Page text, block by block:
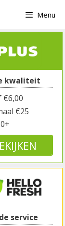
Menu
kwaliteit
€6,00
€25
service